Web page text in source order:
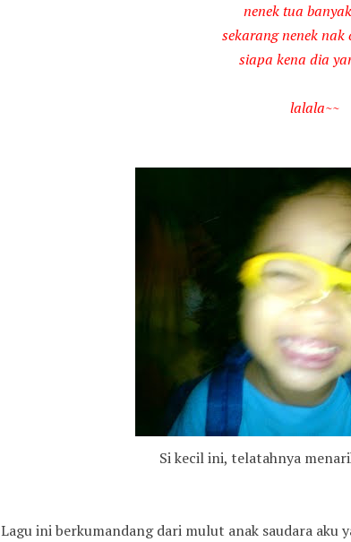
nenek tua
sekarang nenek
siapa kena dia
lalala~~
Si kecil ini, telatahnya
Lagu ini berkumandang dari mulut anak saudara aku